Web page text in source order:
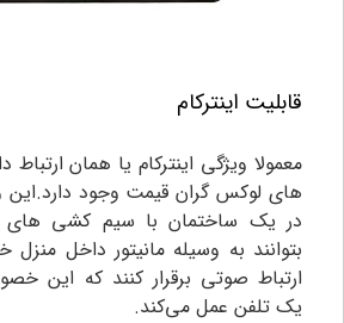
قابلیت اینترکام
معمولا ویژگی اینترکام یا همان
های لوکس گران قیمت وجود
در یک ساختمان با سیم کشی های
بتوانند به وسیله مانیتور داخل منزل
ارتباط صوتی برقرار کنند که این
یک تلفن عمل می‌کند.